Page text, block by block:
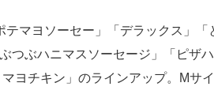
マヨソーセー」「デラックス」「
つぶハニマスソーセージ」「ピザ
ヨチキン」のラインアップ。Mサ